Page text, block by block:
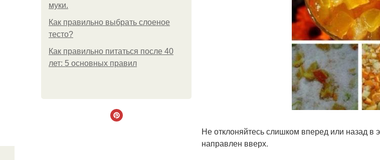
муки.
Как правильно выбрать слоеное
тесто?
Как правильно питаться после 40
лет: 5 основных правил
Не отклоняйтесь слишком вперед или назад в
направлен вверх.